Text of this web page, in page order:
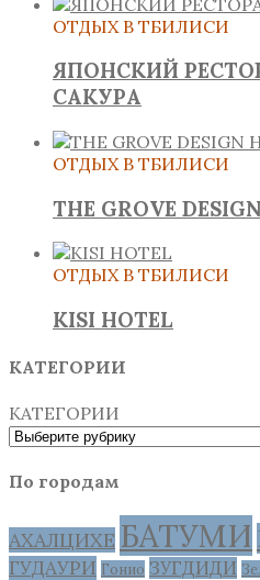
ОТДЫХ В ТБИЛИСИ
ЯПОНСКИЙ
САКУРА
ОТДЫХ В ТБИЛИСИ
THE GROVE
ОТДЫХ В ТБИЛИСИ
KISI HOTEL
КАТЕГОРИИ
КАТЕГОРИИ
По городам
АХАЛЦИХЕ БАТУМИ
ГУДАУРИ Гонио ЗУГДИДИ